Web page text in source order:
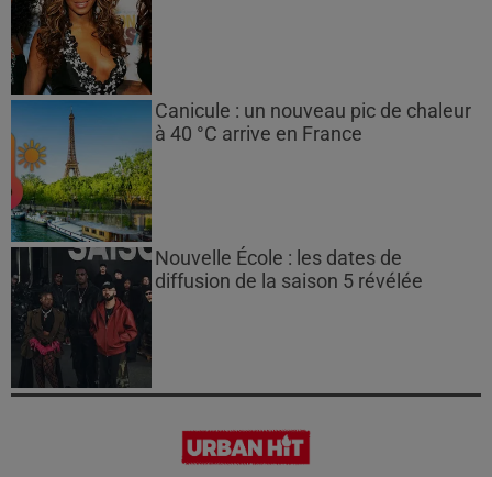
Canicule : un nouveau pic de chaleur
à 40 °C arrive en France
Nouvelle École : les dates de
diffusion de la saison 5 révélée